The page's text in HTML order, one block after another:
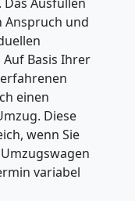
und
Basis Ihrer
einen
Diese
wenn Sie
variabel